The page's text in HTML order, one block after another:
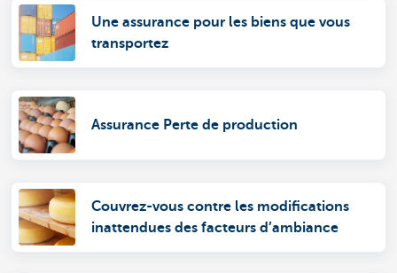
Une assurance pour les biens que vous
transportez
Assurance Perte de production
Couvrez-vous contre les modifications
inattendues des facteurs d’ambiance